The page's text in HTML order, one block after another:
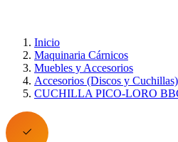
Inicio
Maquinaria Cárnicos
Muebles y Accesorios
Accesorios (Discos y Cuchillas)
CUCHILLA PICO-LORO